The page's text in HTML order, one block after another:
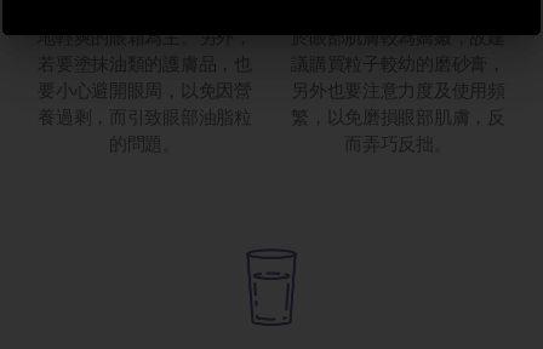
地輕爽的眼霜為主。另外，
若要塗抹油類的護膚品，也
要小心避開眼周，以免因營
養過剩，而引致眼部油脂粒
的問題。
於眼部肌膚較為嬌嫩，故建
議購買粒子較幼的磨砂膏，
另外也要注意力度及使用頻
繁，以免磨損眼部肌膚，反
而弄巧反拙。